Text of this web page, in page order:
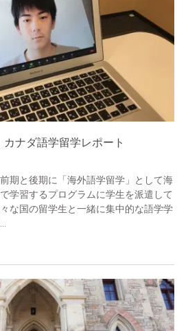
ナダ語学留学レポート
期と後期に「海外語学留学」として海
学習するプログラムに学生を派遣して
な国の留学生と一緒に集中的な語学学